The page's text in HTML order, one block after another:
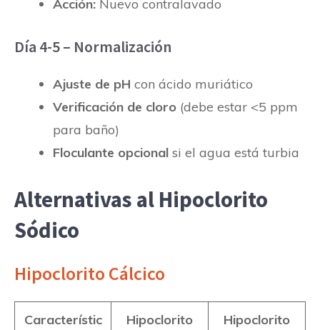
Acción: Nuevo contralavado
Día 4-5 – Normalización
Ajuste de pH con ácido muriático
Verificación de cloro (debe estar <5 ppm
para baño)
Floculante opcional si el agua está turbia
Alternativas al Hipoclorito
Sódico
Hipoclorito Cálcico
Característic
Hipoclorito
Hipoclorito